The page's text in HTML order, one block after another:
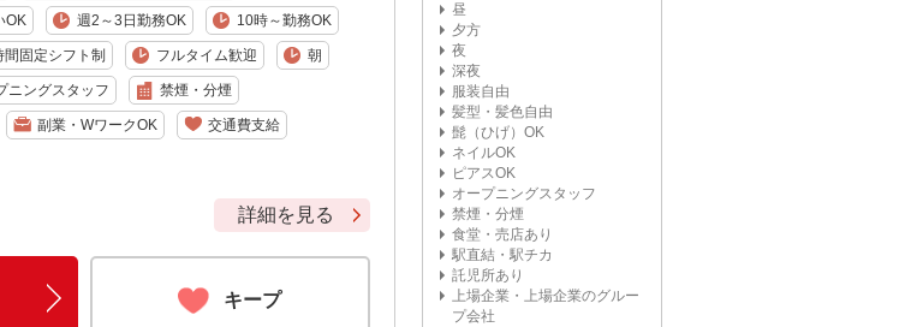
OK 週2～3日勤務OK 10時～勤務OK
間固定シフト制 フルタイム歓迎 朝
ニングスタッフ 禁煙・分煙
副業・WワークOK 交通費支給
詳細を見る
キープ
昼
夕方
夜
深夜
服装自由
髪型・髪色自由
髭（ひげ）OK
ネイルOK
ピアスOK
オープニングスタッフ
禁煙・分煙
食堂・売店あり
駅直結・駅チカ
託児所あり
上場企業・上場企業のグルー
プ会社